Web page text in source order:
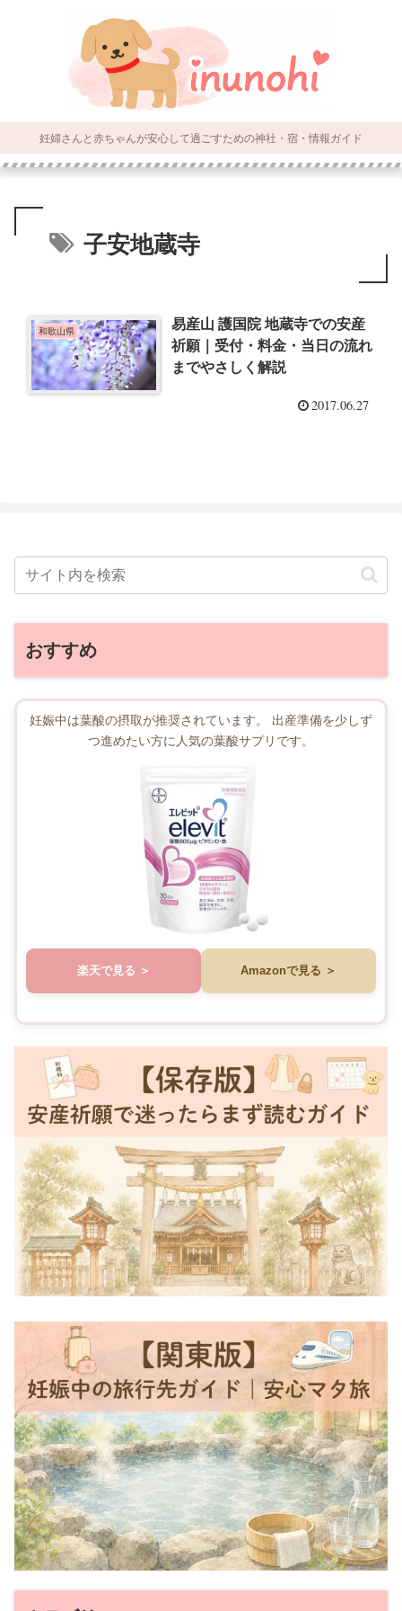
妊婦さんと赤ちゃんが安心して過ごすための神社・宿・情報ガイド
子安地蔵寺
和歌山県
易産山 護国院 地蔵寺での安産
祈願｜受付・料金・当日の流れ
までやさしく解説
2017.06.27
おすすめ
妊娠中は葉酸の摂取が推奨されています。 出産準備を少しず
つ進めたい方に人気の葉酸サプリです。
楽天で見る Amazonで見る